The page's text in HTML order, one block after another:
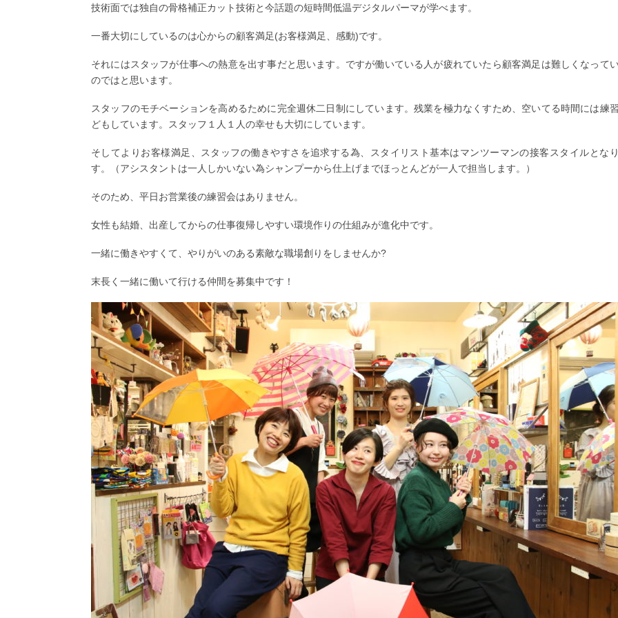
技術面では独自の骨格補正カット技術と今話題の短時間低温デジタルパーマが学べます。
一番大切にしているのは心からの顧客満足(お客様満足、感動)です。
それにはスタッフが仕事への熱意を出す事だと思います。ですが働いている人が疲れていたら顧客満足は難しくなってい
のではと思います。
スタッフのモチベーションを高めるために完全週休二日制にしています。残業を極力なくすため、空いてる時間には練
どもしています。スタッフ１人１人の幸せも大切にしています。
そしてよりお客様満足、スタッフの働きやすさを追求する為、スタイリスト基本はマンツーマンの接客スタイルとな
す。（アシスタントは一人しかいない為シャンプーから仕上げまでほっとんどが一人で担当します。）
そのため、平日お営業後の練習会はありません。
女性も結婚、出産してからの仕事復帰しやすい環境作りの仕組みが進化中です。
一緒に働きやすくて、やりがいのある素敵な職場創りをしませんか?
末長く一緒に働いて行ける仲間を募集中です！